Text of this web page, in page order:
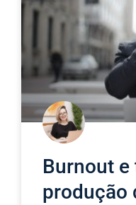
Burnout e
produção